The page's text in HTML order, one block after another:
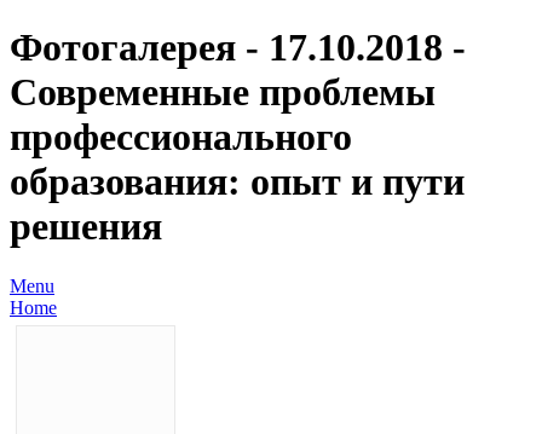
Фотогалерея - 17.10.2018 -
Современные проблемы
профессионального
образования: опыт и пути
решения
Menu
Home